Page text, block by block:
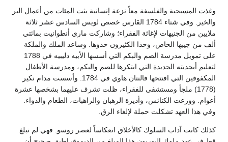
وغذت المسيحية والفلسفة معاً نزعة إنسانية بثت المئات من أعمال البر
والخير. وفي شتاء 1784 القارس خصص لويس السادس عشر ثلاثة
ملايين من الجنيهات لإغاثة الفقراء؛ وشاركت ماري أنطوانيت بمائتي
ألف من جيبها الخاص، وحذا الكثيرون حذوها. وساعد الملك والملكة
على تمويل مدرسة الصم والبكم التي أسسها الأبيه دليبيه في 1788
لتعليم أبجديته الجديدة التي ابتكرها للصم والبكم، ومدرسة الأطفال
المكفوفين التي افتتحها فالنتان هاوي في 1784. وأسست مدام نكير
(1778) ملجأ ومستشفى للفقراء، ظلت تشرف عليهما بشخصها عشرة
أعوام. ووزعت الكنائس، وأديرة الرهبان والراهبات، الطعام والدواء.
وفي هذا العهد تشكلت حملة لإلغاء الرق.
كذلك كانت آداب السلوك كالأخلاق انعكاساً لعصر روسو. فهي لم تبلغ